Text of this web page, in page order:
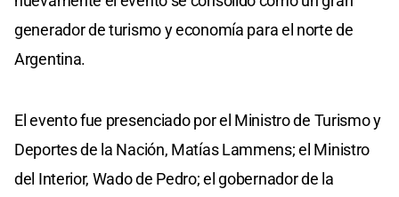
generador de turismo y economía para el norte de
Argentina.
El evento fue presenciado por el Ministro de Turismo y
Deportes de la Nación, Matías Lammens; el Ministro
del Interior, Wado de Pedro; el gobernador de la